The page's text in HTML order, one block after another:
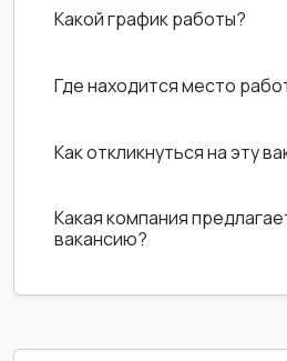
Какой график работы?
Где находится место
Как откликнуться на эту
Какая компания
вакансию?